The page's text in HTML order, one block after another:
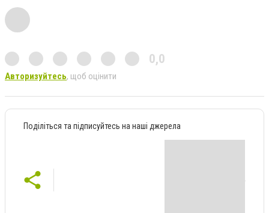
0,0
Авторизуйтесь, щоб оцінити
Поділіться та підписуйтесь на наші джерела